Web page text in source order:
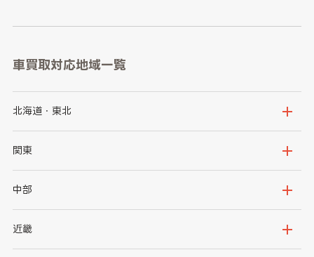
車買取対応地域一覧
北海道・東北
北海道
岩手県
秋田県
関東
茨城県
群馬県
中部
新潟県
近畿